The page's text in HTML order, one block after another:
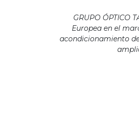
GRUPO ÓPTICO
Europea en el
acondicionamiento